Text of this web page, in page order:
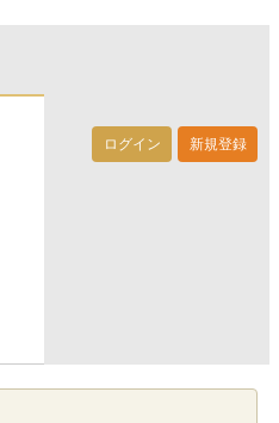
ログイン 新規登録